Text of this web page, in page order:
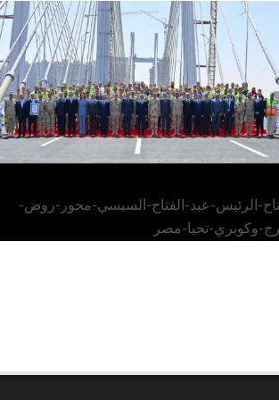
الرئيس عبد الفتاح السيسي يفتتح محور روض
الفرج وكوبري تحيا مصر
الرئيس-عبد-الفتاح-السيسي-محور-روض-
وكوبري-تحيا-مصر